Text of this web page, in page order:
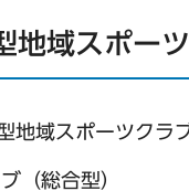
地域スポー
地域スポーツクラ
（総合型）